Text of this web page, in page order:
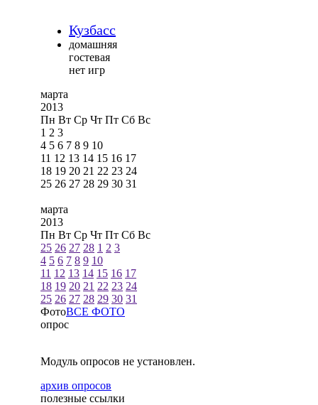
Кузбасс
домашняя
гостевая
нет игр
марта
2013
Пн Вт Ср Чт Пт Сб Вс
1 2 3
4 5 6 7 8 9 10
11 12 13 14 15 16 17
18 19 20 21 22 23 24
25 26 27 28 29 30 31
марта
2013
Пн Вт Ср Чт Пт Сб Вс
25 26 27 28 1 2 3
4 5 6 7 8 9 10
11 12 13 14 15 16 17
18 19 20 21 22 23 24
25 26 27 28 29 30 31
ФотоВСЕ ФОТО
опрос
Модуль опросов не установлен.
архив опросов
полезные ссылки